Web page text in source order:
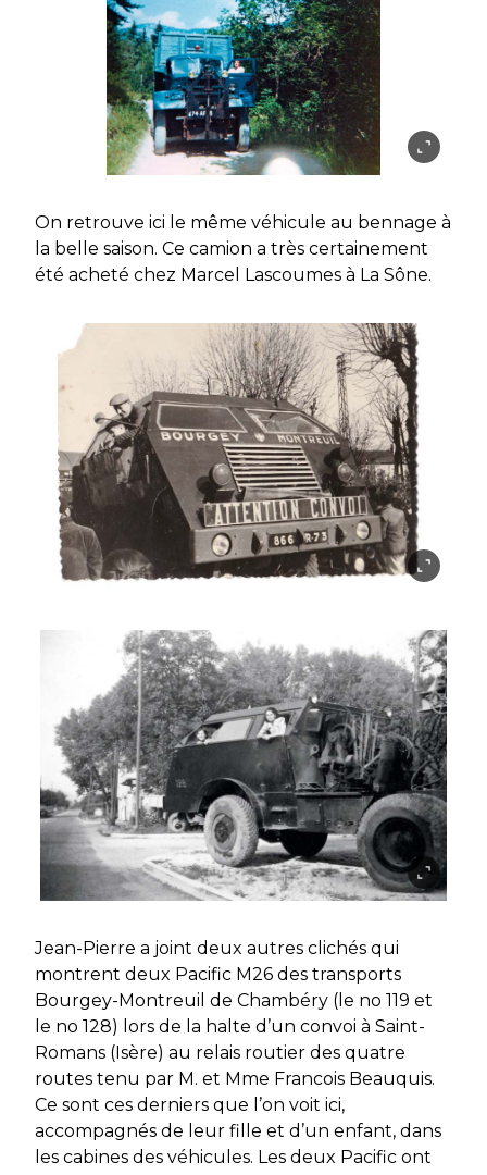
On retrouve ici le même véhicule au bennage à
la belle saison. Ce camion a très certainement
été acheté chez Marcel Lascoumes à La Sône.
Jean-Pierre a joint deux autres clichés qui
montrent deux Pacific M26 des transports
Bourgey-Montreuil de Chambéry (le no 119 et
le no 128) lors de la halte d’un convoi à Saint-
Romans (Isère) au relais routier des quatre
routes tenu par M. et Mme Francois Beauquis.
Ce sont ces derniers que l’on voit ici,
accompagnés de leur fille et d’un enfant, dans
les cabines des véhicules. Les deux Pacific ont